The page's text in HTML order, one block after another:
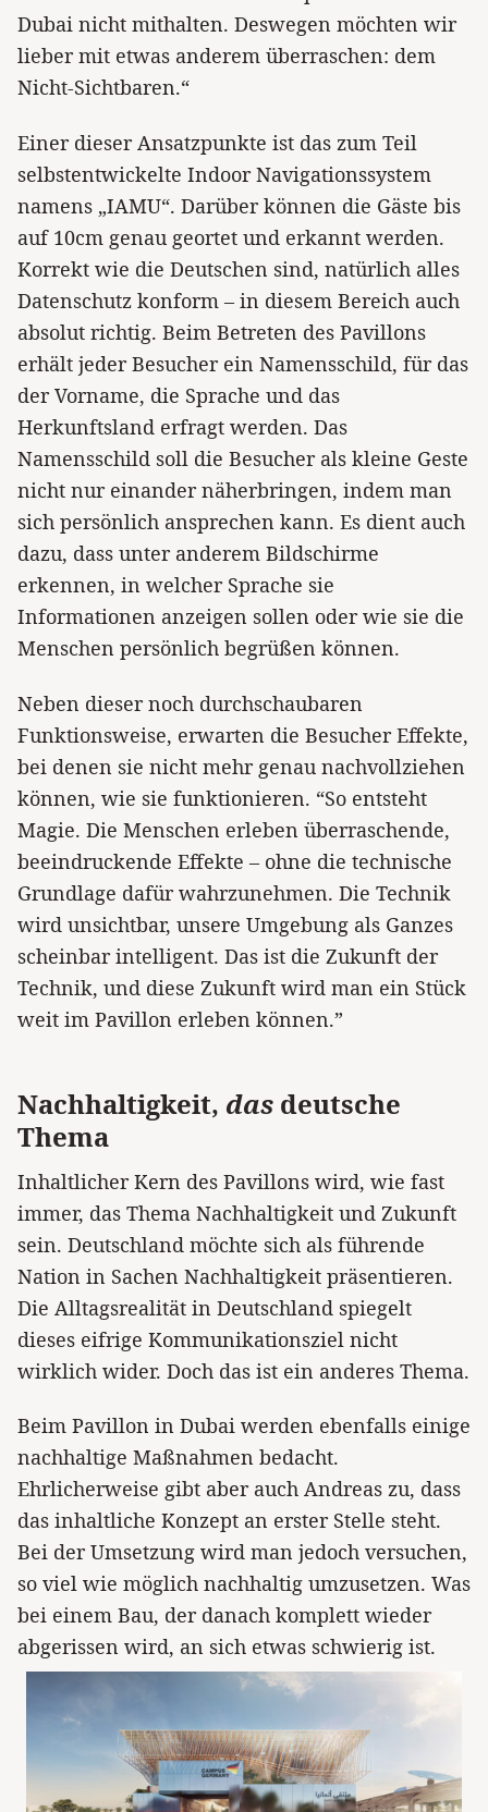
Dubai nicht mithalten. Deswegen möchten wir
lieber mit etwas anderem überraschen: dem
Nicht-Sichtbaren.“
Einer dieser Ansatzpunkte ist das zum Teil
selbstentwickelte Indoor Navigationssystem
namens „IAMU“. Darüber können die Gäste bis
auf 10cm genau geortet und erkannt werden.
Korrekt wie die Deutschen sind, natürlich alles
Datenschutz konform – in diesem Bereich auch
absolut richtig. Beim Betreten des Pavillons
erhält jeder Besucher ein Namensschild, für das
der Vorname, die Sprache und das
Herkunftsland erfragt werden. Das
Namensschild soll die Besucher als kleine Geste
nicht nur einander näherbringen, indem man
sich persönlich ansprechen kann. Es dient auch
dazu, dass unter anderem Bildschirme
erkennen, in welcher Sprache sie
Informationen anzeigen sollen oder wie sie die
Menschen persönlich begrüßen können.
Neben dieser noch durchschaubaren
Funktionsweise, erwarten die Besucher Effekte,
bei denen sie nicht mehr genau nachvollziehen
können, wie sie funktionieren. “So entsteht
Magie. Die Menschen erleben überraschende,
beeindruckende Effekte – ohne die technische
Grundlage dafür wahrzunehmen. Die Technik
wird unsichtbar, unsere Umgebung als Ganzes
scheinbar intelligent. Das ist die Zukunft der
Technik, und diese Zukunft wird man ein Stück
weit im Pavillon erleben können.”
Nachhaltigkeit, das deutsche
Thema
Inhaltlicher Kern des Pavillons wird, wie fast
immer, das Thema Nachhaltigkeit und Zukunft
sein. Deutschland möchte sich als führende
Nation in Sachen Nachhaltigkeit präsentieren.
Die Alltagsrealität in Deutschland spiegelt
dieses eifrige Kommunikationsziel nicht
wirklich wider. Doch das ist ein anderes Thema.
Beim Pavillon in Dubai werden ebenfalls einige
nachhaltige Maßnahmen bedacht.
Ehrlicherweise gibt aber auch Andreas zu, dass
das inhaltliche Konzept an erster Stelle steht.
Bei der Umsetzung wird man jedoch versuchen,
so viel wie möglich nachhaltig umzusetzen. Was
bei einem Bau, der danach komplett wieder
abgerissen wird, an sich etwas schwierig ist.